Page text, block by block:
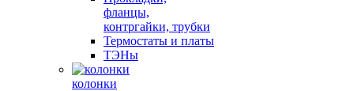
фланцы,
контргайки, трубки
Термостаты и платы
ТЭНы
колонки